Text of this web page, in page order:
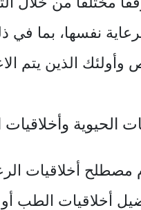
نفسها، بما في
وأولئك الذين يتم
الحيوية
أخلاقيات
أخلاقيات الطب أو